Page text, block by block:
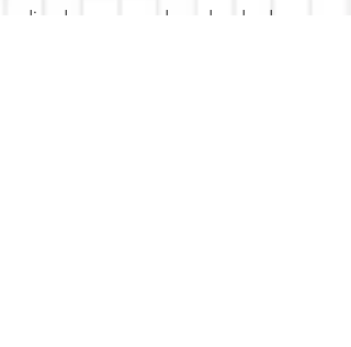
dinsdag - woensdag- donderdag: